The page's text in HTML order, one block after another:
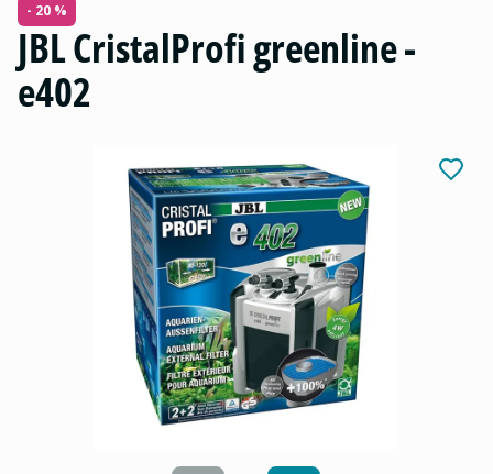
- 20 %
JBL CristalProfi greenline -
e402